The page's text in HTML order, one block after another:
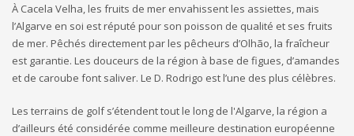
À Cacela Velha, les fruits de mer envahissent les assiettes, mais
l’Algarve en soi est réputé pour son poisson de qualité et ses fruits
de mer. Pêchés directement par les pêcheurs d’Olhão, la fraîcheur
est garantie. Les douceurs de la région à base de figues, d’amandes
et de caroube font saliver. Le D. Rodrigo est l’une des plus célèbres.
Les terrains de golf s’étendent tout le long de l'Algarve, la région a
d’ailleurs été considérée comme meilleure destination européenne